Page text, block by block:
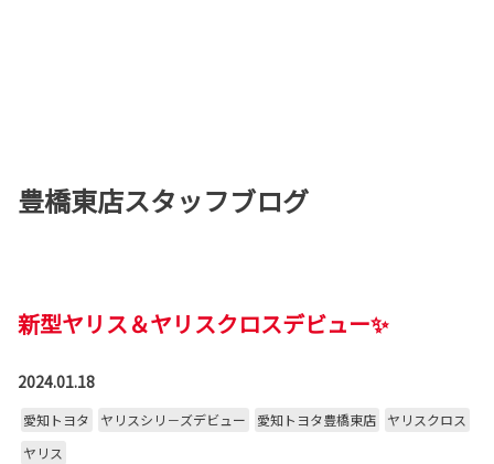
豊橋東店スタッフブログ
新型ヤリス＆ヤリスクロスデビュー✨
2024.01.18
愛知トヨタ ヤリスシリ－ズデビュー 愛知トヨタ豊橋東店
ヤリスクロス
ヤリス